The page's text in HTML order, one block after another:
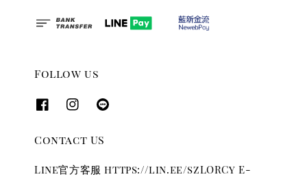
Follow us
Contact US
Line官方客服 https://lin.ee/szLORCy E-